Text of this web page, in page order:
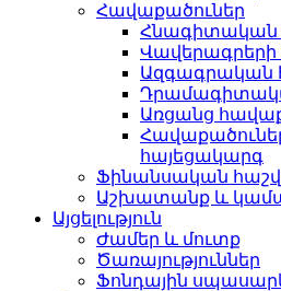
Հավաքածուներ
Հնագիտական
Ազգագրական
Առցանց
հայեցակարգ
Ֆինանսական
Աշխատանք և
Այցելություն
Ժամեր և մուտք
Ծառայություններ
Ֆոնդային